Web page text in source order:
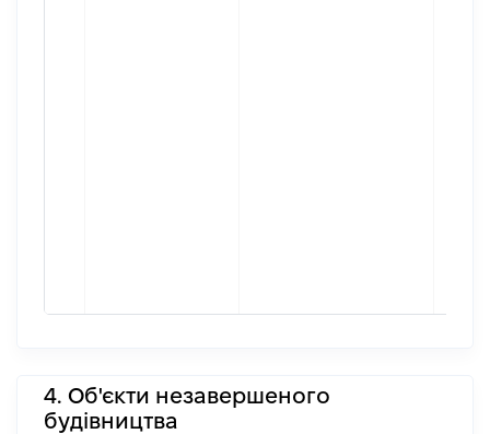
4. Об'єкти незавершеного
будівництва